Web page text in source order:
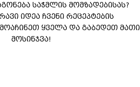
საჭმლის მომზადებისას?
იდეა ჩვენი რეცეპტების
ყველა და გაბედეთ მათი
მოსინჯვა!